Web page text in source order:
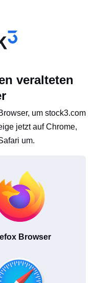
veralteten
um stock3.com
jetzt auf Chrome,
um.
Browser